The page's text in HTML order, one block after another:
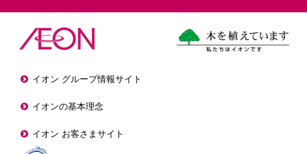
イオン グループ情報サイト
イオンの基本理念
イオン お客さまサイト